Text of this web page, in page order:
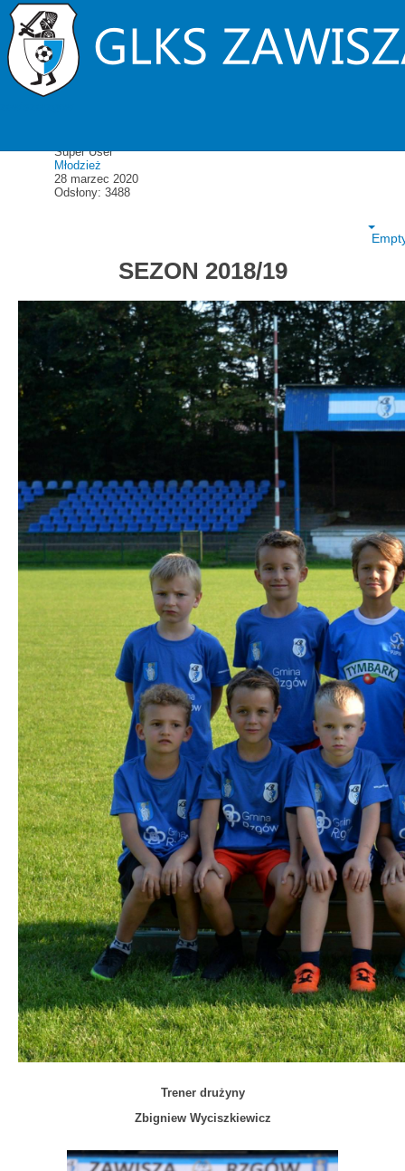
Historia
Rocznik 2011 - historia
Super User
Młodzież
28 marzec 2020
Odsłony: 3488
SEZON 2018/19
Trener drużyny
Zbigniew Wyciszkiewicz